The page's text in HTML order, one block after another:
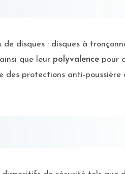
disques : disques à
que leur polyvalence pour
des protections anti-poussière